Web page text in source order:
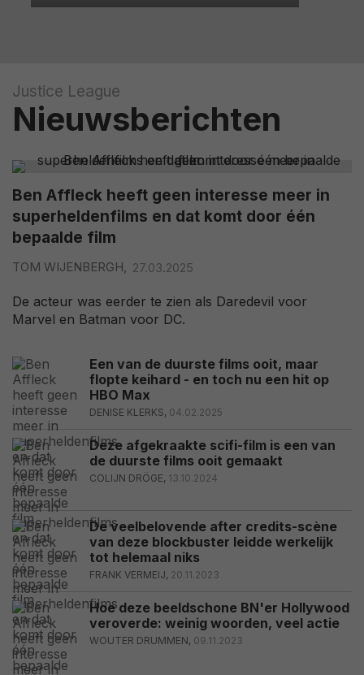
Justice League
Nieuwsberichten
Ben Affleck heeft geen interesse meer in
superheldenfilms en dat komt door één
bepaalde film
TOM WIJENBERGH, 27.03.2025
De acteur was eerder te zien als Daredevil voor
Marvel en Batman voor DC.
Een van de duurste films ooit, maar
flopte keihard - en toch nu een hit op
HBO Max
DENISE KLERKS, 04.02.2025
Deze afgekraakte scifi-film is een van
de duurste films ooit gemaakt
COLIJN DRÖGE, 13.10.2024
De veelbelovende after credits-scène
van deze blockbuster leidde werkelijk
tot helemaal niks
FRANK VERMEIJ, 20.11.2023
Hoe deze beeldschone BN'er Hollywood
veroverde: weinig woorden, veel actie
WOUTER DRUMMEN, 09.11.2023